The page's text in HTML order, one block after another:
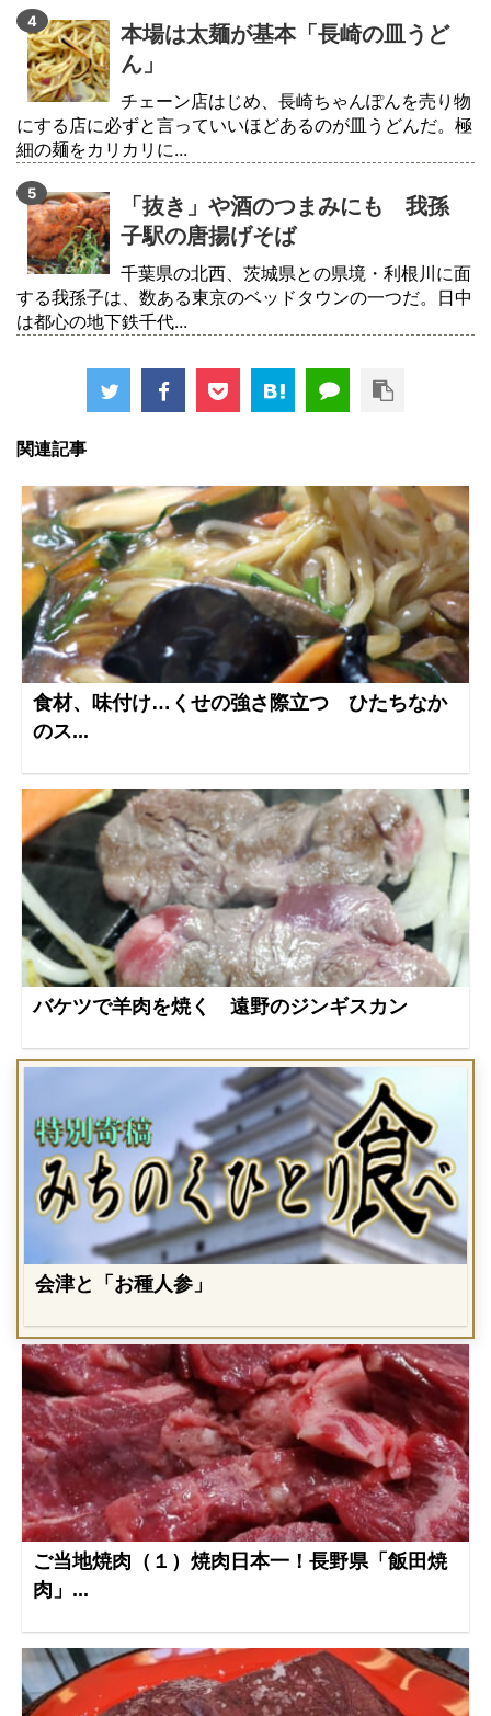
本場は太麺が基本「長崎の皿うど
ん」
チェーン店はじめ、長崎ちゃんぽんを売り物
にする店に必ずと言っていいほどあるのが皿うどんだ。極
細の麺をカリカリに...
「抜き」や酒のつまみにも 我孫
子駅の唐揚げそば
千葉県の北西、茨城県との県境・利根川に面
する我孫子は、数ある東京のベッドタウンの一つだ。日中
は都心の地下鉄千代...
関連記事
食材、味付け…くせの強さ際立つ ひたちなか
のス...
バケツで羊肉を焼く 遠野のジンギスカン
会津と「お種人参」
ご当地焼肉（１）焼肉日本一！長野県「飯田焼
肉」...